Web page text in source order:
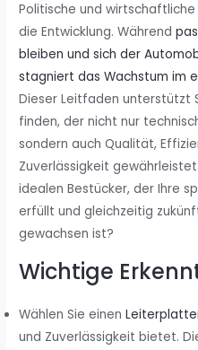
Politische und
die Entwicklung. Während
bleiben und sich der
stagniert das Wachstum im
Dieser Leitfaden unterstützt
finden, der nicht nur
sondern auch Qualität,
Zuverlässigkeit
idealen Bestücker, der Ihre
erfüllt und gleichzeitig
gewachsen ist?
Wichtige
Wählen Sie einen
und Zuverlässigkeit bietet.